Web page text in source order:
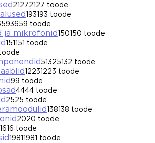
21272127 toode
193 193 toode
3659 toode
ja mikrofonid 150 150 toode
151 151 toode
51325132 toode
1223 1223 toode
99 toode
4444 toode
2525 toode
138 138 toode
2020 toode
16 16 toode
1981 1981 toode